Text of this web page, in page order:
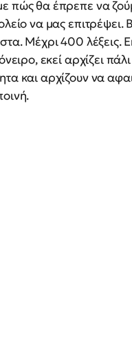
πώς θα έπρεπε να
να μας επιτρέψει.
Μέχρι 400 λέξεις.
εκεί αρχίζει
και αρχίζουν να